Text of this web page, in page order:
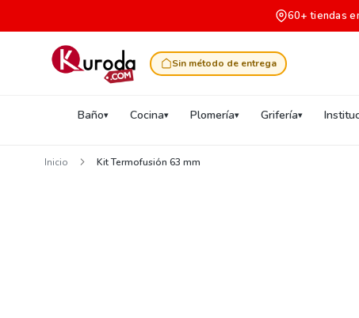
60+ tiendas
Sin método de entrega
Baño Cocina Plomería Grifería
Inicio Kit Termofusión 63 mm